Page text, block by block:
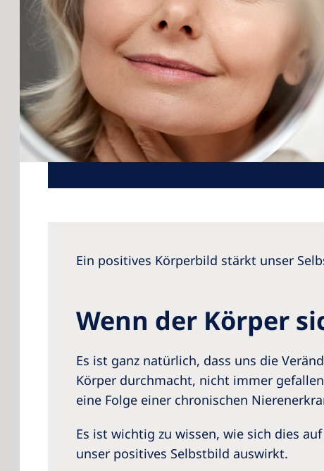
Asia Pacific
Asia Pacific
Australia
Philippines
Ein positives Körperbild stärkt unser
Wenn der Körper
Es ist ganz natürlich, dass uns die
Körper durchmacht, nicht immer
eine Folge einer chronischen
Es ist wichtig zu wissen, wie sich dies
unser positives Selbstbild auswirkt.